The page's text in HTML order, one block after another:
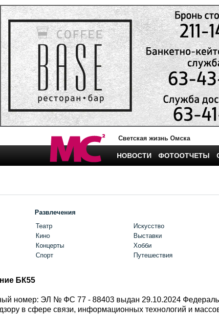
Светская жизнь Омска
НОВОСТИ ФОТООТЧЕТЫ
Развлечения
Театр
Кино
Концерты
Спорт
Искусство
Выставки
Хобби
Путешествия
БК55
номер: ЭЛ № ФС 77 - 88403 выдан 29.10.2024
в сфере связи, информационных технологий и